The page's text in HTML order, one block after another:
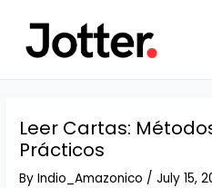
content
Leer Cartas:
Prácticos
ByIndio_Amazonico /July 15,
navigation